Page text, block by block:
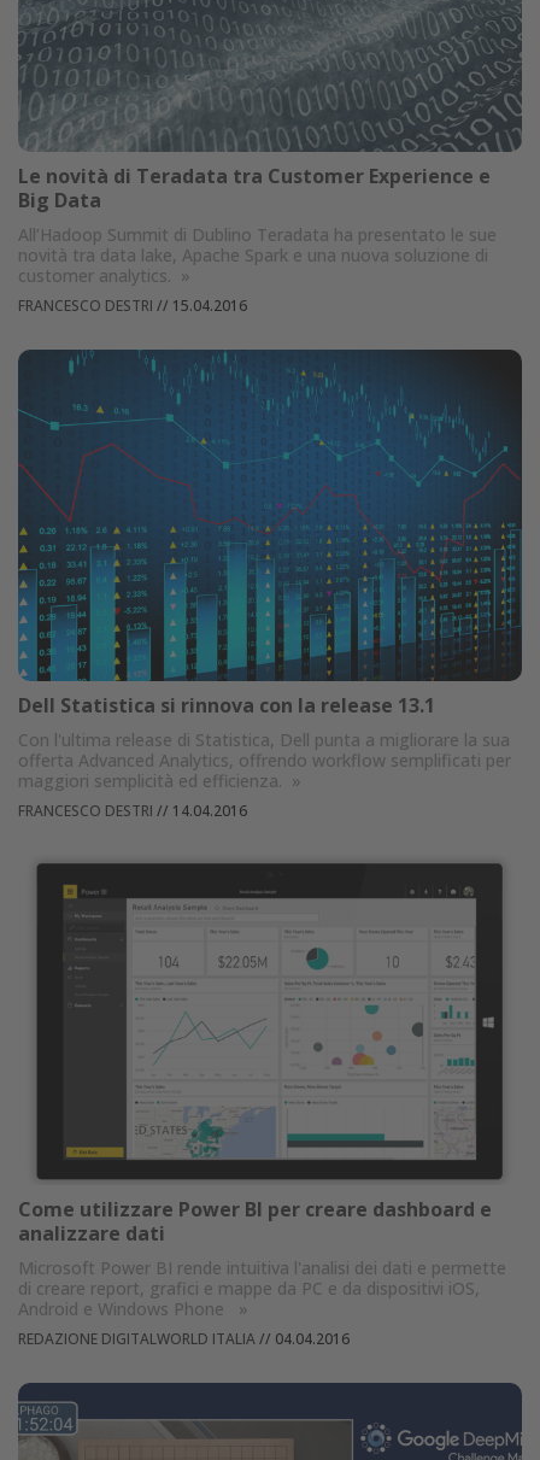
Le novità di Teradata tra Customer Experience e
Big Data
All’Hadoop Summit di Dublino Teradata ha presentato le sue
novità tra data lake, Apache Spark e una nuova soluzione di
customer analytics. »
FRANCESCO DESTRI // 15.04.2016
Dell Statistica si rinnova con la release 13.1
Con l'ultima release di Statistica, Dell punta a migliorare la sua
offerta Advanced Analytics, offrendo workflow semplificati per
maggiori semplicità ed efficienza. »
FRANCESCO DESTRI // 14.04.2016
Come utilizzare Power BI per creare dashboard e
analizzare dati
Microsoft Power BI rende intuitiva l'analisi dei dati e permette
di creare report, grafici e mappe da PC e da dispositivi iOS,
Android e Windows Phone
»
REDAZIONE DIGITALWORLD ITALIA// 04.04.2016